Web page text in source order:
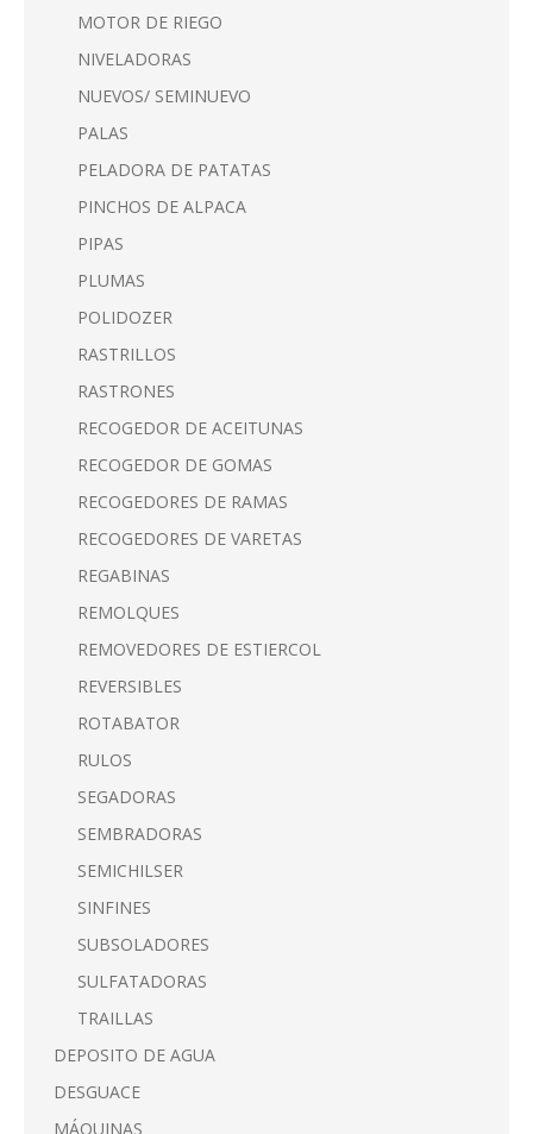
MOTOR DE RIEGO
NIVELADORAS
NUEVOS/ SEMINUEVO
PALAS
PELADORA DE PATATAS
PINCHOS DE ALPACA
PIPAS
PLUMAS
POLIDOZER
RASTRILLOS
RASTRONES
RECOGEDOR DE ACEITUNAS
RECOGEDOR DE GOMAS
RECOGEDORES DE RAMAS
RECOGEDORES DE VARETAS
REGABINAS
REMOLQUES
REMOVEDORES DE ESTIERCOL
REVERSIBLES
ROTABATOR
RULOS
SEGADORAS
SEMBRADORAS
SEMICHILSER
SINFINES
SUBSOLADORES
SULFATADORAS
TRAILLAS
DEPOSITO DE AGUA
DESGUACE
MÁQUINAS